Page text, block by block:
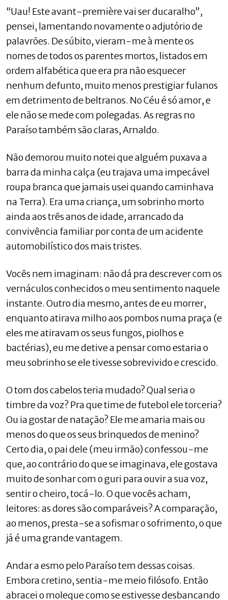
“Uau! Este avant-première vai ser ducaralho”,
pensei, lamentando novamente o adjutório de
palavrões. De súbito, vieram-me à mente os
nomes de todos os parentes mortos, listados em
ordem alfabética que era pra não esquecer
nenhum defunto, muito menos prestigiar fulanos
em detrimento de beltranos. No Céu é só amor, e
ele não se mede com polegadas. As regras no
Paraíso também são claras, Arnaldo.
Não demorou muito notei que alguém puxava a
barra da minha calça (eu trajava uma impecável
roupa branca que jamais usei quando caminhava
na Terra). Era uma criança, um sobrinho morto
ainda aos três anos de idade, arrancado da
convivência familiar por conta de um acidente
automobilístico dos mais tristes.
Vocês nem imaginam: não dá pra descrever com os
vernáculos conhecidos o meu sentimento naquele
instante. Outro dia mesmo, antes de eu morrer,
enquanto atirava milho aos pombos numa praça (e
eles me atiravam os seus fungos, piolhos e
bactérias), eu me detive a pensar como estaria o
meu sobrinho se ele tivesse sobrevivido e crescido.
O tom dos cabelos teria mudado? Qual seria o
timbre da voz? Pra que time de futebol ele torceria?
Ou ia gostar de natação? Ele me amaria mais ou
menos do que os seus brinquedos de menino?
Certo dia, o pai dele (meu irmão) confessou-me
que, ao contrário do que se imaginava, ele gostava
muito de sonhar com o guri para ouvir a sua voz,
sentir o cheiro, tocá-lo. O que vocês acham,
leitores: as dores são comparáveis? A comparação,
ao menos, presta-se a sofismar o sofrimento, o que
já é uma grande vantagem.
Andar a esmo pelo Paraíso tem dessas coisas.
Embora cretino, sentia-me meio filósofo. Então
abracei o moleque como se estivesse desbancando